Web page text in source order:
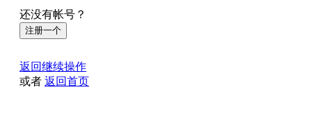
还没有帐号？
注册一个
返回继续操作
或者 返回首页